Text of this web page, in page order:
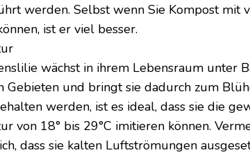
werden. Selbst wenn Sie Kompost mit
ist er viel besser.
wächst in ihrem Lebensraum unter
Gebieten und bringt sie dadurch zum
werden, ist es ideal, dass sie die
von 18° bis 29°C imitieren können.
dass sie kalten Luftströmungen